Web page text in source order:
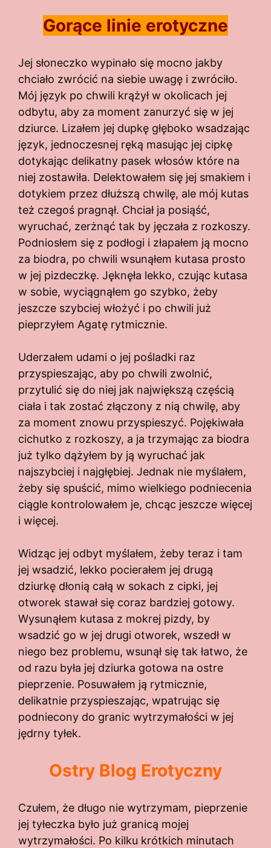
Gorące linie erotyczne
Jej słoneczko wypinało się mocno jakby
chciało zwrócić na siebie uwagę i zwróciło.
Mój język po chwili krążył w okolicach jej
odbytu, aby za moment zanurzyć się w jej
dziurce. Lizałem jej dupkę głęboko wsadzając
język, jednoczesnej ręką masując jej cipkę
dotykając delikatny pasek włosów które na
niej zostawiła. Delektowałem się jej smakiem i
dotykiem przez dłuższą chwilę, ale mój kutas
też czegoś pragnął. Chciał ja posiąść,
wyruchać, zerżnąć tak by jęczała z rozkoszy.
Podniosłem się z podłogi i złapałem ją mocno
za biodra, po chwili wsunąłem kutasa prosto
w jej pizdeczkę. Jęknęła lekko, czując kutasa
w sobie, wyciągnąłem go szybko, żeby
jeszcze szybciej włożyć i po chwili już
pieprzyłem Agatę rytmicznie.
Uderzałem udami o jej pośladki raz
przyspieszając, aby po chwili zwolnić,
przytulić się do niej jak największą częścią
ciała i tak zostać złączony z nią chwilę, aby
za moment znowu przyspieszyć. Pojękiwała
cichutko z rozkoszy, a ja trzymając za biodra
już tylko dążyłem by ją wyruchać jak
najszybciej i najgłębiej. Jednak nie myślałem,
żeby się spuścić, mimo wielkiego podniecenia
ciągle kontrolowałem je, chcąc jeszcze więcej
i więcej.
Widząc jej odbyt myślałem, żeby teraz i tam
jej wsadzić, lekko pocierałem jej drugą
dziurkę dłonią całą w sokach z cipki, jej
otworek stawał się coraz bardziej gotowy.
Wysunąłem kutasa z mokrej pizdy, by
wsadzić go w jej drugi otworek, wszedł w
niego bez problemu, wsunął się tak łatwo, że
od razu była jej dziurka gotowa na ostre
pieprzenie. Posuwałem ją rytmicznie,
delikatnie przyspieszając, wpatrując się
podniecony do granic wytrzymałości w jej
jędrny tyłek.
Ostry Blog Erotyczny
Czułem, że długo nie wytrzymam, pieprzenie
jej tyłeczka było już granicą mojej
wytrzymałości. Po kilku krótkich minutach